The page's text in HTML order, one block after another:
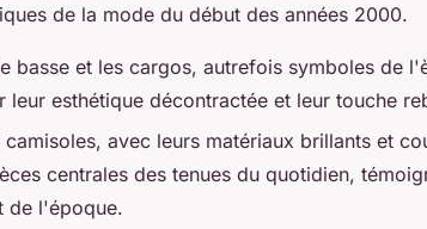
de la mode du début des années 2000.
basse et les cargos, autrefois symboles de
leur esthétique décontractée et leur touche
avec leurs matériaux brillants et
centrales des tenues du quotidien,
de l'époque.